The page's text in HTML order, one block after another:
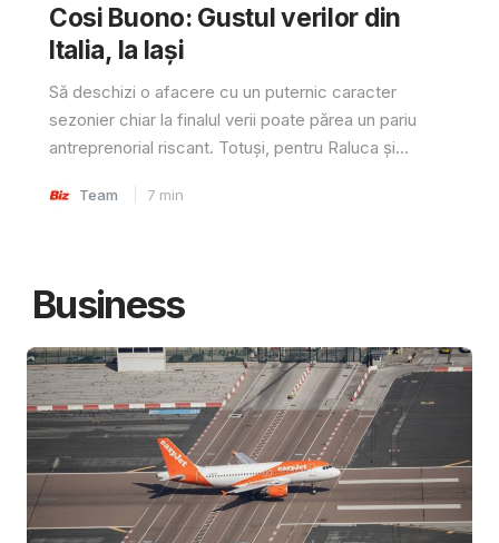
Cosi Buono: Gustul verilor din
Italia, la Iași
Să deschizi o afacere cu un puternic caracter
sezonier chiar la finalul verii poate părea un pariu
antreprenorial riscant. Totuși, pentru Raluca și...
Team 7 min
Business